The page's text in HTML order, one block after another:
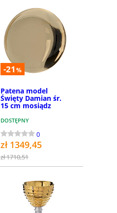
-21 %
Patena model
Święty Damian śr.
15 cm mosiądz
DOSTĘPNY
0
zł 1349,45
zł 1710,51